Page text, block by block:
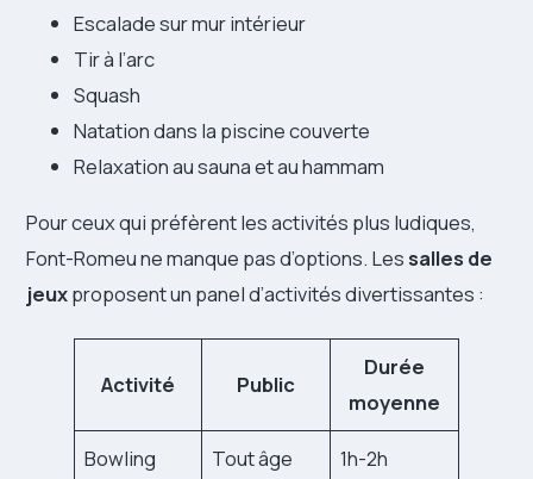
Escalade sur mur intérieur
Tir à l’arc
Squash
Natation dans la piscine couverte
Relaxation au sauna et au hammam
Pour ceux qui préfèrent les activités plus ludiques,
Font-Romeu ne manque pas d’options. Lessalles de
jeuxproposent un panel d’activités divertissantes :
Activité Public
Durée
moyenne
Bowling Tout âge 1h-2h